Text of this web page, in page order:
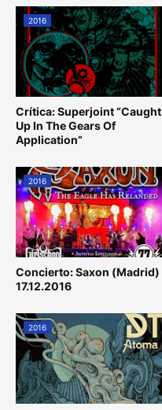
2016
Crítica: Superjoint “Caught
Up In The Gears Of
Application”
2016
Concierto: Saxon (Madrid)
17.12.2016
2016